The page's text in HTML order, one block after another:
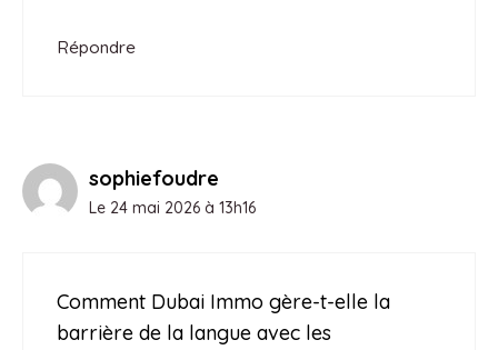
Répondre
sophiefoudre
Le 24 mai 2026 à 13h16
Comment Dubai Immo gère-t-elle la
barrière de la langue avec les